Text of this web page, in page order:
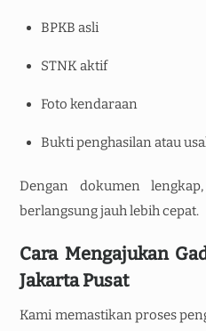
BPKB asli
STNK aktif
Foto kendaraan
Bukti penghasilan atau
Dengan dokumen
berlangsung jauh lebih cepat.
Cara Mengajukan
Jakarta Pusat
Kami memastikan proses